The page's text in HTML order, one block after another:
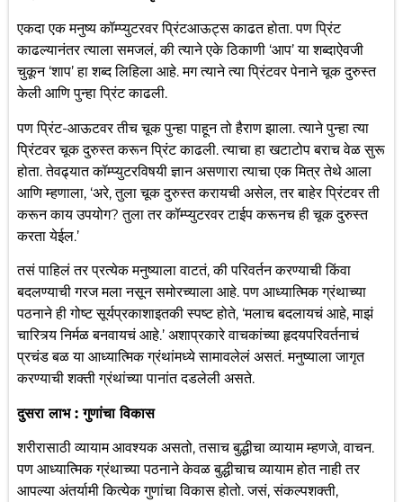
एकदा एक मनुष्य कॉम्प्युटरवर प्रिंटआऊट्स काढत होता. पण प्रिंट
काढल्यानंतर त्याला समजलं, की त्याने एके ठिकाणी ‘आप’ या शब्दाऐवजी
चुकून ‘शाप’ हा शब्द लिहिला आहे. मग त्याने त्या प्रिंटवर पेनाने चूक दुरुस्त
केली आणि पुन्हा प्रिंट काढली.
पण प्रिंट-आऊटवर तीच चूक पुन्हा पाहून तो हैराण झाला. त्याने पुन्हा त्या
प्रिंटवर चूक दुरुस्त करून प्रिंट काढली. त्याचा हा खटाटोप बराच वेळ सुरू
होता. तेवढ्यात कॉम्प्युटरविषयी ज्ञान असणारा त्याचा एक मित्र तेथे आला
आणि म्हणाला, ‘अरे, तुला चूक दुरुस्त करायची असेल, तर बाहेर प्रिंटवर ती
करून काय उपयोग? तुला तर कॉम्प्युटरवर टाईप करूनच ही चूक दुरुस्त
करता येईल.’
तसं पाहिलं तर प्रत्येक मनुष्याला वाटतं, की परिवर्तन करण्याची किंवा
बदलण्याची गरज मला नसून समोरच्याला आहे. पण आध्यात्मिक ग्रंथाच्या
पठनाने ही गोष्ट सूर्यप्रकाशाइतकी स्पष्ट होते, ‘मलाच बदलायचं आहे, माझं
चारित्र्य निर्मळ बनवायचं आहे.’ अशाप्रकारे वाचकांच्या हृदयपरिवर्तनाचं
प्रचंड बळ या आध्यात्मिक ग्रंथांमध्ये सामावलेलं असतं. मनुष्याला जागृत
करण्याची शक्ती ग्रंथांच्या पानांत दडलेली असते.
दुसरा लाभ : गुणांचा विकास
शरीरासाठी व्यायाम आवश्यक असतो, तसाच बुद्धीचा व्यायाम म्हणजे, वाचन.
पण आध्यात्मिक ग्रंथाच्या पठनाने केवळ बुद्धीचाच व्यायाम होत नाही तर
आपल्या अंतर्यामी कित्येक गुणांचा विकास होतो. जसं, संकल्पशक्ती,